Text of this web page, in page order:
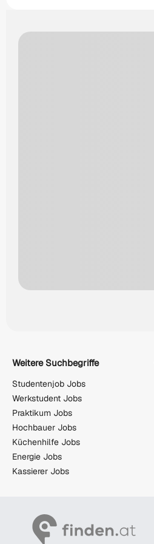
Weitere Suchbegriffe
Studentenjob Jobs
Werkstudent Jobs
Praktikum Jobs
Hochbauer Jobs
Küchenhilfe Jobs
Energie Jobs
Kassierer Jobs